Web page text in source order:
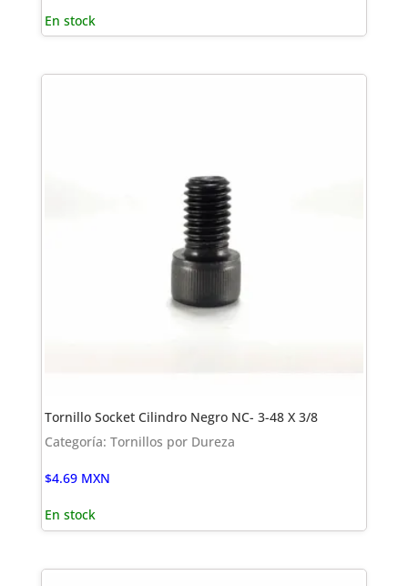
En stock
Tornillo Socket Cilindro Negro NC- 3-48 X 3/8
Categoría: Tornillos por Dureza
$4.69 MXN
En stock